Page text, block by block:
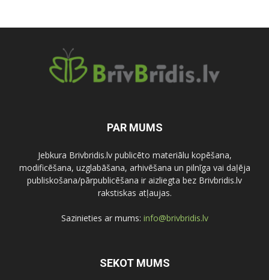
PAR MUMS
Jebkura Brivbridis.lv publicēto materiālu kopēšana,
modificēšana, uzglabāšana, arhivēšana un pilnīga vai daļēja
publiskošana/pārpublicēšana ir aizliegta bez Brivbridis.lv
rakstiskas atļaujas.
Sazinieties ar mums: info@brivbridis.lv
SEKOT MUMS